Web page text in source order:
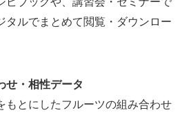
タルでまとめて閲覧・ダウンロー
・相性データ
もとにしたフルーツの組み合わせ